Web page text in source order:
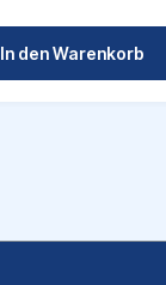
In den Warenkorb